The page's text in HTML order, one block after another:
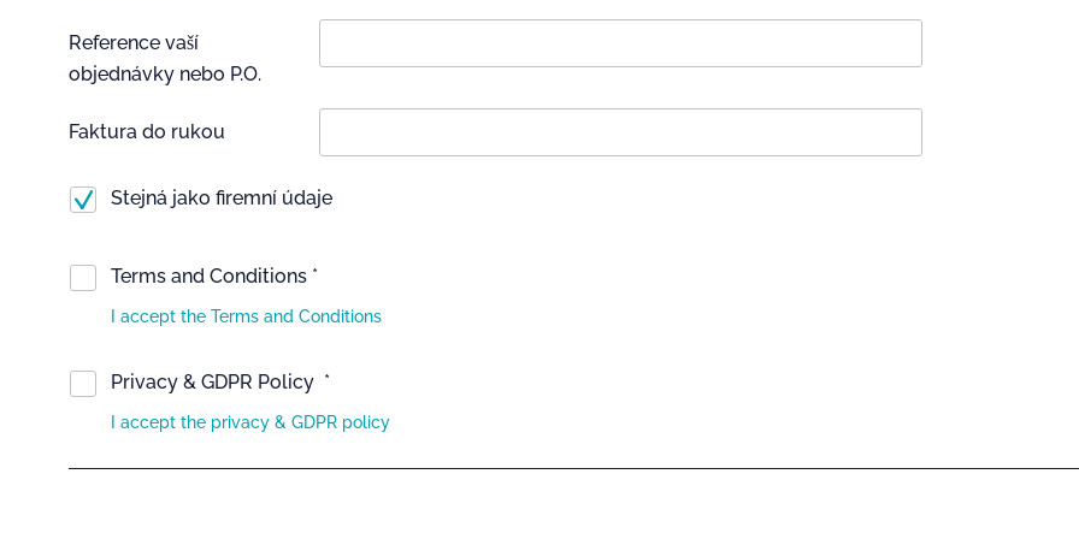
Reference vaší
objednávky nebo P.O.
Faktura do rukou
Stejná jako firemní údaje
Terms and Conditions *
I accept the Terms and Conditions
Privacy & GDPR Policy *
I accept the privacy & GDPR policy